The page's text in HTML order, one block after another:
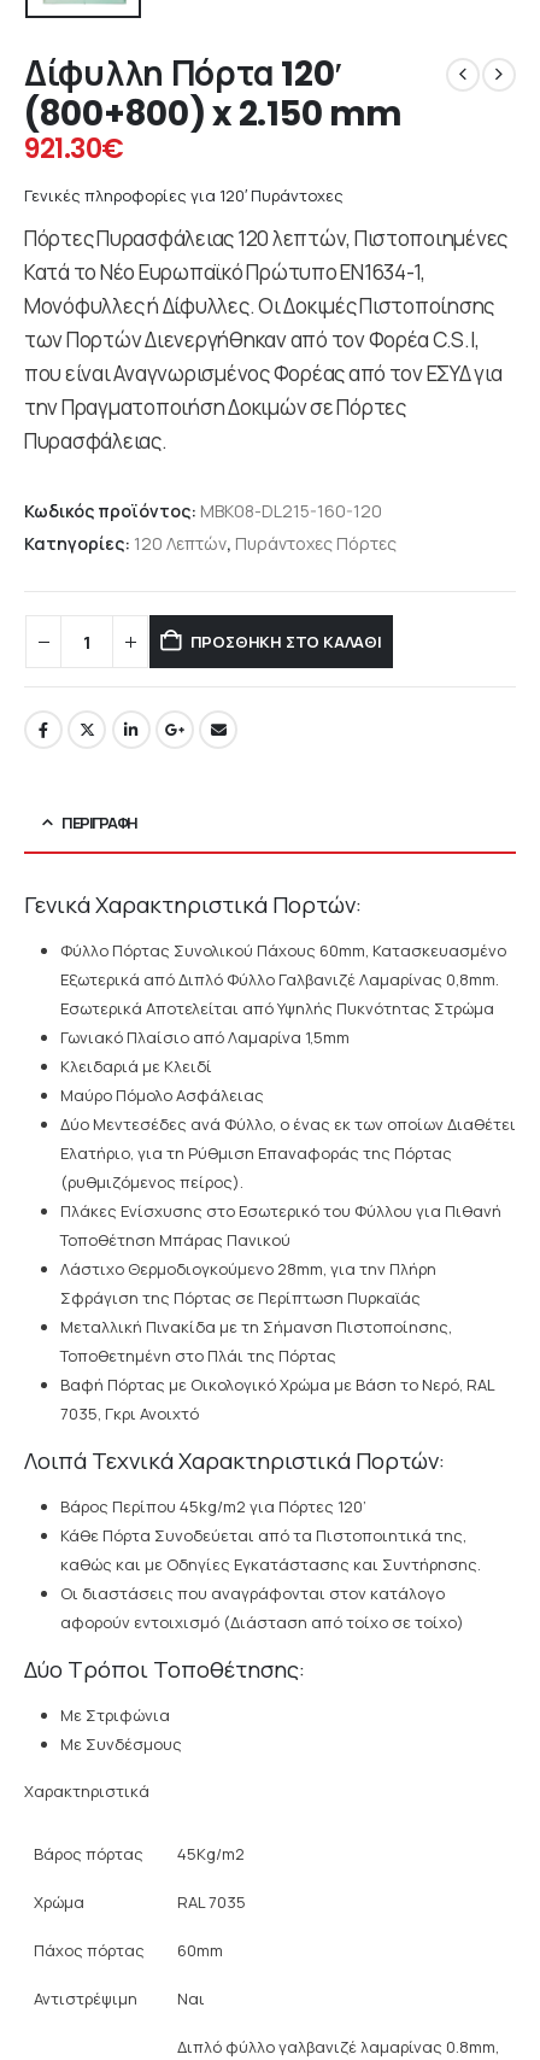
Δίφυλλη Πόρτα 120′
(800+800) x 2.150 mm
921.30€
Γενικές πληροφορίες για 120′ Πυράντοχες
Πόρτες Πυρασφάλειας 120 λεπτών, Πιστοποιημένες
Κατά το Νέο Ευρωπαϊκό Πρώτυπο ΕΝ1634-1,
Μονόφυλλες ή Δίφυλλες. Οι Δοκιμές Πιστοποίησης
των Πορτών Διενεργήθηκαν από τον Φορέα C.S.I,
που είναι Αναγνωρισμένος Φορέας από τον ΕΣΥΔ για
την Πραγματοποιήση Δοκιμών σε Πόρτες
Πυρασφάλειας.
Κωδικός προϊόντος: MBK08-DL215-160-120
Κατηγορίες: 120 Λεπτών, Πυράντοχες Πόρτες
ΠΡΟΣΘΉΚΗ ΣΤΟ ΚΑΛΆΘΙ
ΠΕΡΙΓΡΑΦΉ
Γενικά Χαρακτηριστικά Πορτών:
Φύλλο Πόρτας Συνολικού Πάχους 60mm, Κατασκευασμένο
Εξωτερικά από Διπλό Φύλλο Γαλβανιζέ Λαμαρίνας 0,8mm.
Εσωτερικά Αποτελείται από Υψηλής Πυκνότητας Στρώμα
Γωνιακό Πλαίσιο από Λαμαρίνα 1,5mm
Κλειδαριά με Κλειδί
Μαύρο Πόμολο Ασφάλειας
Δύο Μεντεσέδες ανά Φύλλο, ο ένας εκ των οποίων Διαθέτει
Ελατήριο, για τη Ρύθμιση Επαναφοράς της Πόρτας
(ρυθμιζόμενος πείρος).
Πλάκες Ενίσχυσης στο Εσωτερικό του Φύλλου για Πιθανή
Τοποθέτηση Μπάρας Πανικού
Λάστιχο Θερμοδιογκούμενο 28mm, για την Πλήρη
Σφράγιση της Πόρτας σε Περίπτωση Πυρκαϊάς
Μεταλλική Πινακίδα με τη Σήμανση Πιστοποίησης,
Τοποθετημένη στο Πλάι της Πόρτας
Βαφή Πόρτας με Οικολογικό Χρώμα με Βάση το Νερό, RAL
7035, Γκρι Ανοιχτό
Λοιπά Τεχνικά Χαρακτηριστικά Πορτών:
Βάρος Περίπου 45kg/m2 για Πόρτες 120’
Κάθε Πόρτα Συνοδεύεται από τα Πιστοποιητικά της,
καθώς και με Οδηγίες Εγκατάστασης και Συντήρησης.
Οι διαστάσεις που αναγράφονται στον κατάλογο
αφορούν εντοιχισμό (Διάσταση από τοίχο σε τοίχο)
Δύο Τρόποι Τοποθέτησης:
Με Στριφώνια
Με Συνδέσμους
Χαρακτηριστικά
Βάρος πόρτας 45Kg/m2
Χρώμα RAL 7035
Πάχος πόρτας 60mm
Αντιστρέψιμη Ναι
Διπλό φύλλο γαλβανιζέ λαμαρίνας 0.8mm,